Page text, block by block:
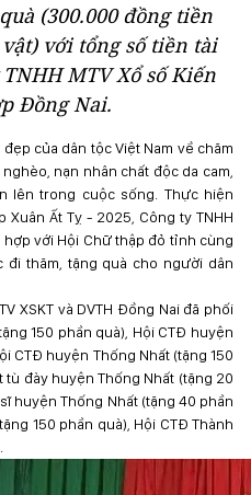
(300.000 đồng tiền
với tổng số tiền tài
MTV Xổ số Kiến
Đồng Nai.
của dân tộc Việt Nam về chăm
nạn nhân chất độc da cam,
lên trong cuộc sống. Thực hiện
Xuân Ất Tỵ - 2025, Công ty TNHH
hợp với Hội Chữ thập đỏ tỉnh cùng
thăm, tặng quà cho người dân
XSKT và DVTH Đồng Nai đã phối
150 phần quà), Hội CTĐ huyện
CTĐ huyện Thống Nhất (tặng 150
tù đày huyện Thống Nhất (tặng 20
huyện Thống Nhất (tặng 40 phần
150 phần quà), Hội CTĐ Thành